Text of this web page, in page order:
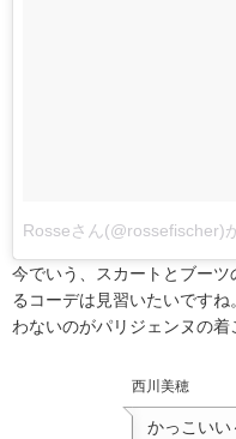
Rosseさん(@rossefischer)
今でいう、スカートとブー
るコーデは見習いたいです
わないのがパリジェンヌの着
西川美穂
かっこいい